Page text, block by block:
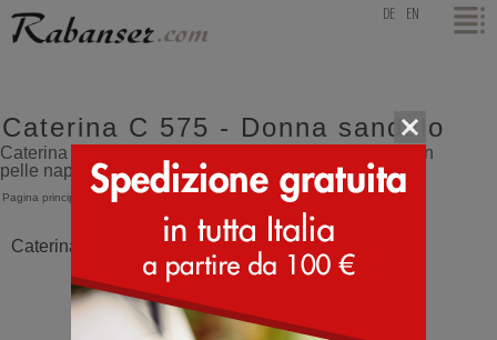
top DE EN
Caterina C 575 - Donna sandalo
Caterina C 575 sandali a ciabatta elegante da donna in
pelle nappa - Donna sandalo
Pagina principale > Caterina C>
Caterina C 575 Nude Rosa Chiaro